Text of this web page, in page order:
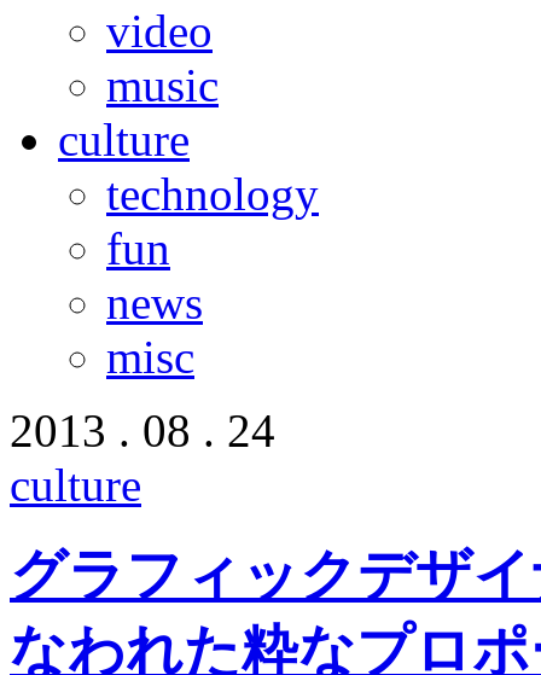
video
music
culture
technology
fun
news
misc
2013 . 08 . 24
culture
グラフィックデザ
なわれた粋なプロ